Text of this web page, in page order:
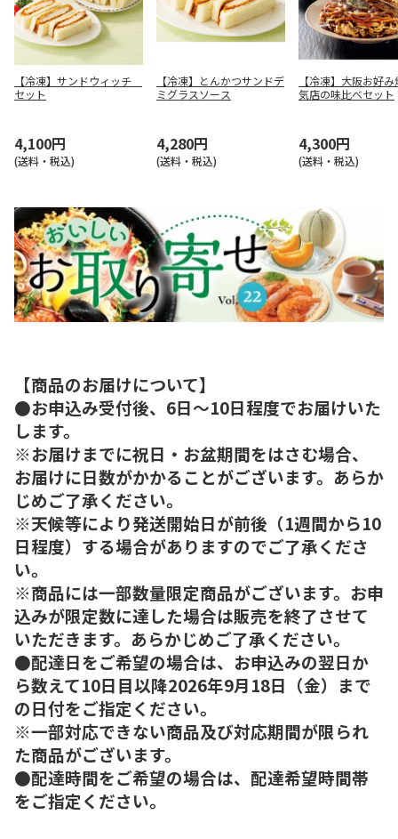
【冷凍】サンドウィッチ
セット
4,100円
(送料・税込)
【冷凍】とんかつサンドデ
ミグラスソース
4,280円
(送料・税込)
【冷凍】大阪お好
気店の味比べセット
4,300円
(送料・税込)
【商品のお届けについて】
●お申込み受付後、6日～10日程度でお届けいた
します。
※お届けまでに祝日・お盆期間をはさむ場合、
お届けに日数がかかることがございます。あらか
じめご了承ください。
※天候等により発送開始日が前後（1週間から10
日程度）する場合がありますのでご了承くださ
い。
※商品には一部数量限定商品がございます。お申
込みが限定数に達した場合は販売を終了させて
いただきます。あらかじめご了承ください。
●配達日をご希望の場合は、お申込みの翌日か
ら数えて10日目以降2026年9月18日（金）まで
の日付をご指定ください。
※一部対応できない商品及び対応期間が限られ
た商品がございます。
●配達時間をご希望の場合は、配達希望時間帯
をご指定ください。